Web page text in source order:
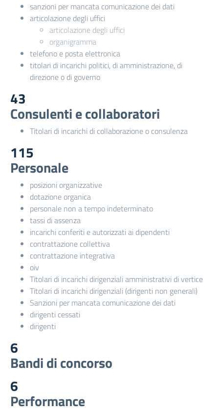
sanzioni per mancata comunicazione dei dati
articolazione degli uffici
articolazione degli uffici
organigramma
telefono e posta elettronica
titolari di incarichi politici, di amministrazione, di
direzione o di governo
43
Consulenti e collaboratori
Titolari di incarichi di collaborazione o consulenza
115
Personale
posizioni organizzative
dotazione organica
personale non a tempo indeterminato
tassi di assenza
incarichi conferiti e autorizzati ai dipendenti
contrattazione collettiva
contrattazione integrativa
oiv
Titolari di incarichi dirigenziali amministrativi di vertice
Titolari di incarichi dirigenziali (dirigenti non generali)
Sanzioni per mancata comunicazione dei dati
dirigenti cessati
dirigenti
6
Bandi di concorso
6
Performance